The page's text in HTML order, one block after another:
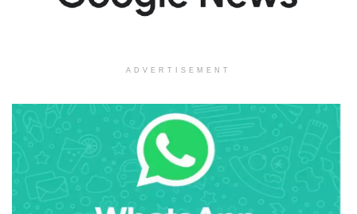
ADVERTISEMENT